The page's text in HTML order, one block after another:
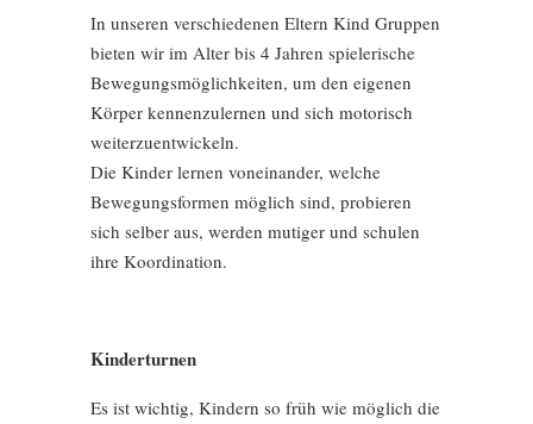
In unseren verschiedenen Eltern Kind Gruppen
bieten wir im Alter bis 4 Jahren spielerische
Bewegungsmöglichkeiten, um den eigenen
Körper kennenzulernen und sich motorisch
weiterzuentwickeln.
Die Kinder lernen voneinander, welche
Bewegungsformen möglich sind, probieren
sich selber aus, werden mutiger und schulen
ihre Koordination.
Kinderturnen
Es ist wichtig, Kindern so früh wie möglich die